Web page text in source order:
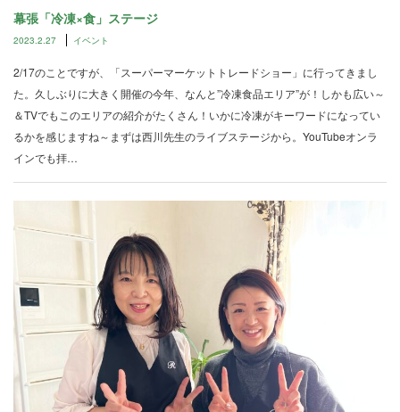
幕張「冷凍×食」ステージ
2023.2.27 イベント
2/17のことですが、「スーパーマーケットトレードショー」に行ってきまし
た。久しぶりに大きく開催の今年、なんと”冷凍食品エリア”が！しかも広い～
＆TVでもこのエリアの紹介がたくさん！いかに冷凍がキーワードになってい
るかを感じますね～まずは西川先生のライブステージから。YouTubeオンラ
インでも拝…